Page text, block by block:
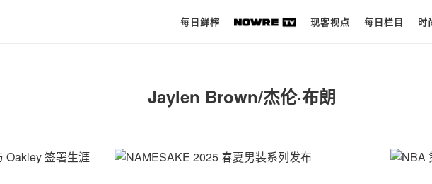
每日鲜榨 现客视点 每日栏目 时
每日栏目
Jaylen Brown/杰伦·布朗